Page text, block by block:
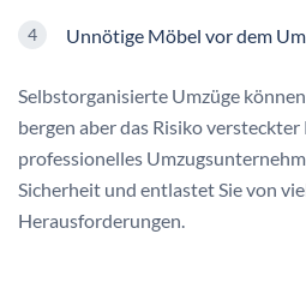
Unnötige Möbel vor dem
Selbstorganisierte Umzüge
bergen aber das Risiko versteckter
professionelles
Sicherheit und entlastet Sie von
Herausforderungen.